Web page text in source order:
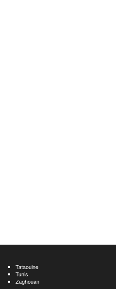
Tataouine
Tunis
Zaghouan